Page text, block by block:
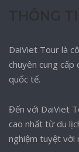
DaiViet Tour là
chuyên cung
quốc tế.
Đến với DaiViet
cao nhất từ du
nghiệm tuyệt vời